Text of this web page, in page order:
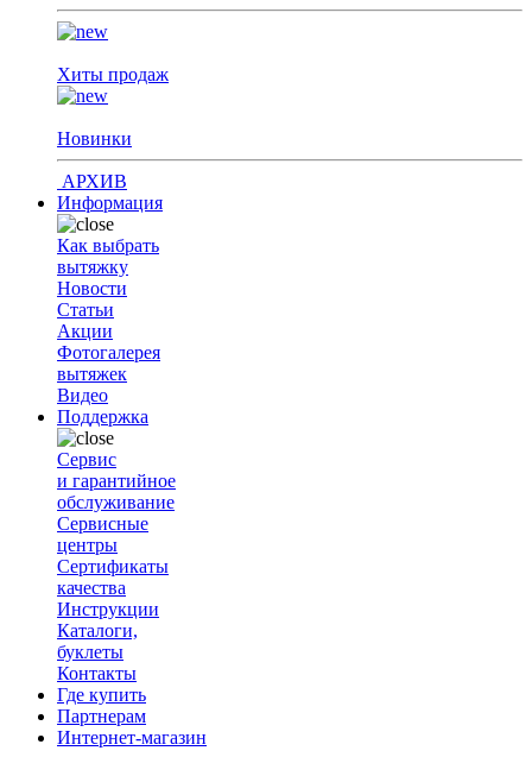
Хиты продаж
Новинки
АРХИВ
Информация
Как выбрать
вытяжку
Новости
Статьи
Акции
Фотогалерея
вытяжек
Видео
Поддержка
Сервис
и гарантийное
обслуживание
Сервисные
центры
Сертификаты
качества
Инструкции
Каталоги,
буклеты
Контакты
Где купить
Партнерам
Интернет-магазин